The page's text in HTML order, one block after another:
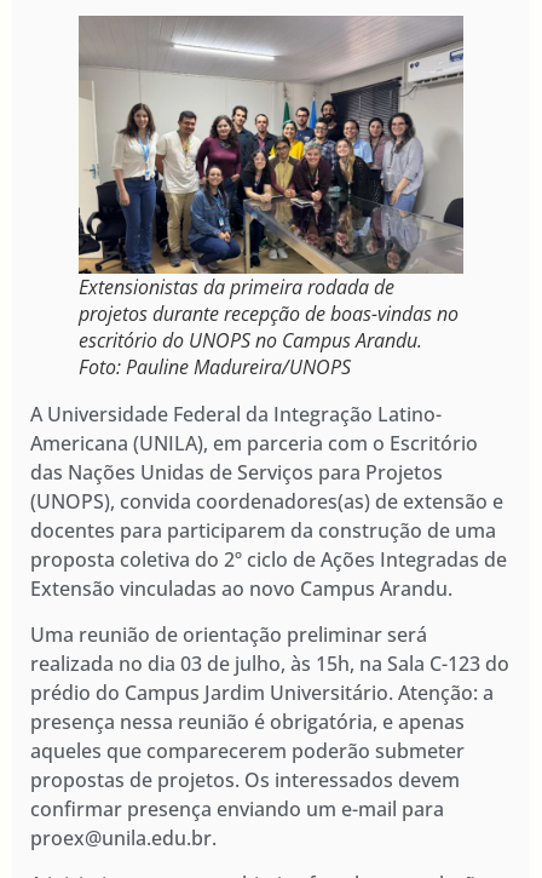
Extensionistas da primeira rodada de
projetos durante recepção de boas-vindas no
escritório do UNOPS no Campus Arandu.
Foto: Pauline Madureira/UNOPS
A Universidade Federal da Integração Latino-
Americana (UNILA), em parceria com o Escritório
das Nações Unidas de Serviços para Projetos
(UNOPS), convida coordenadores(as) de extensão e
docentes para participarem da construção de uma
proposta coletiva do 2º ciclo de Ações Integradas de
Extensão vinculadas ao novo Campus Arandu.
Uma reunião de orientação preliminar será
realizada no dia 03 de julho, às 15h, na Sala C-123 do
prédio do Campus Jardim Universitário. Atenção: a
presença nessa reunião é obrigatória, e apenas
aqueles que comparecerem poderão submeter
propostas de projetos. Os interessados devem
confirmar presença enviando um e-mail para
proex@unila.edu.br.